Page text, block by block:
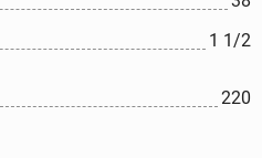
1 1/2
220